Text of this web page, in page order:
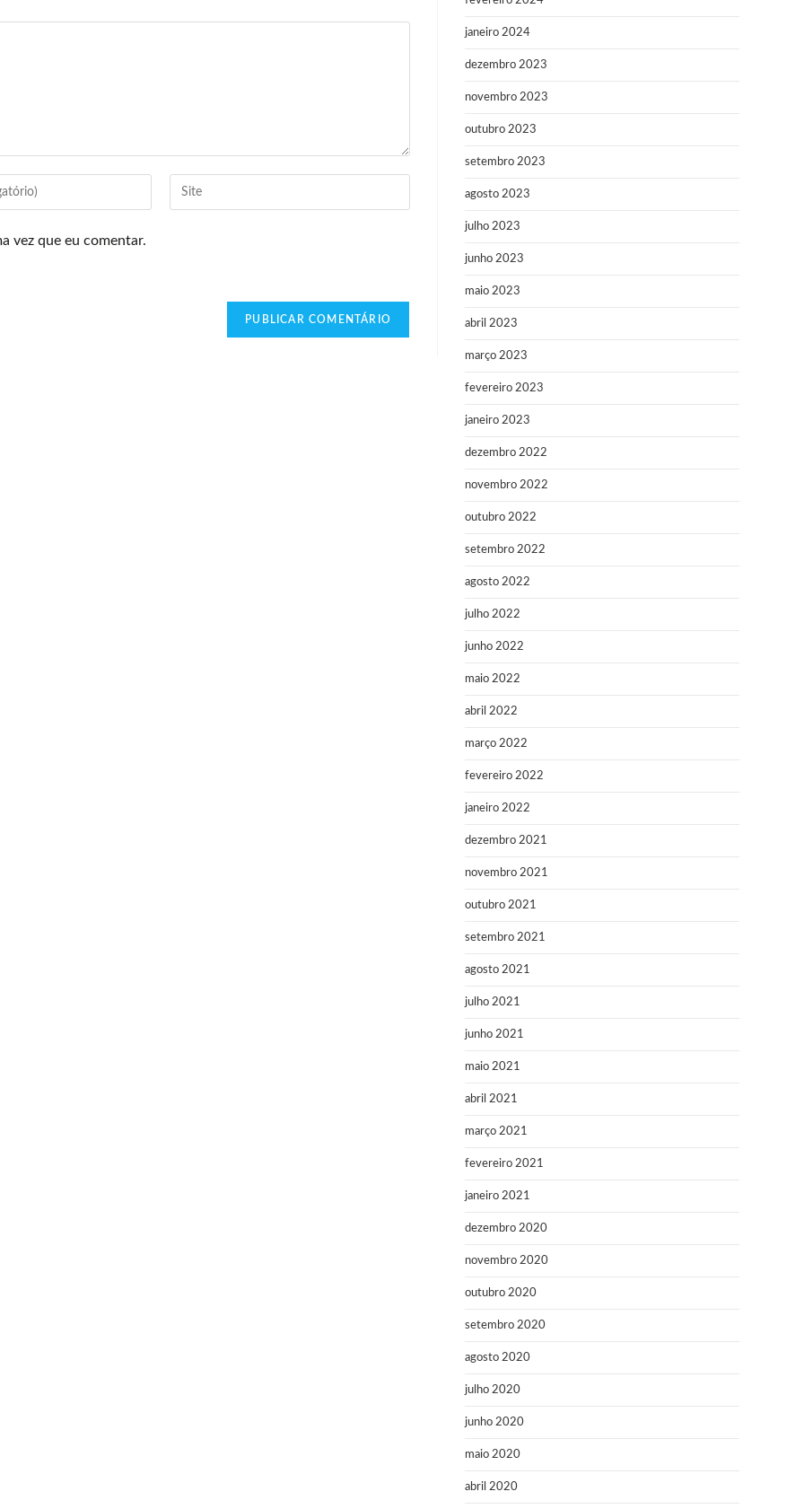
vez que eu comentar.
janeiro 2024
dezembro 2023
novembro 2023
outubro 2023
setembro 2023
agosto 2023
julho 2023
junho 2023
maio 2023
abril 2023
março 2023
fevereiro 2023
janeiro 2023
dezembro 2022
novembro 2022
outubro 2022
setembro 2022
agosto 2022
julho 2022
junho 2022
maio 2022
abril 2022
março 2022
fevereiro 2022
janeiro 2022
dezembro 2021
novembro 2021
outubro 2021
setembro 2021
agosto 2021
julho 2021
junho 2021
maio 2021
abril 2021
março 2021
fevereiro 2021
janeiro 2021
dezembro 2020
novembro 2020
outubro 2020
setembro 2020
agosto 2020
julho 2020
junho 2020
maio 2020
abril 2020